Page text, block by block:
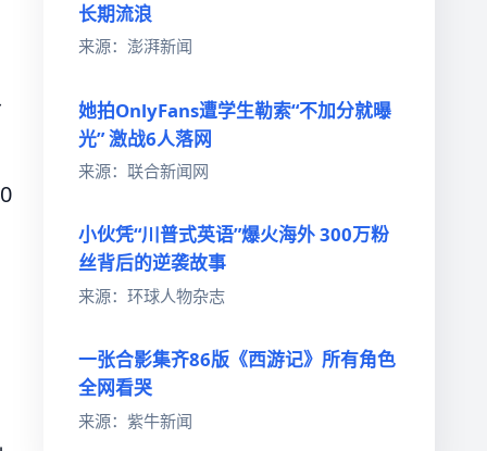
长期流浪
来源：澎湃新闻
她拍OnlyFans遭学生勒索“不加分就曝
光” 激战6人落网
来源：联合新闻网
小伙凭“川普式英语”爆火海外 300万粉
丝背后的逆袭故事
来源：环球人物杂志
一张合影集齐86版《西游记》所有角色
全网看哭
来源：紫牛新闻